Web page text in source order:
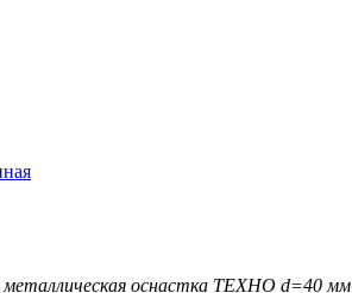
металлическая оснастка ТЕХНО d=40 мм